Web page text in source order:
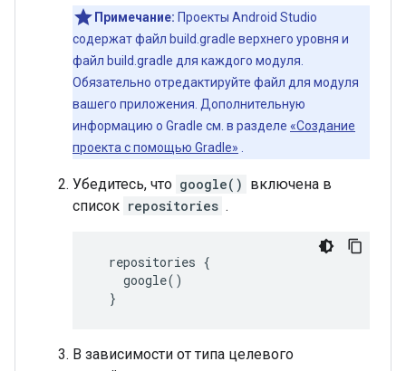
Примечание: Проекты Android Studio
содержат файл build.gradle верхнего уровня и
файл build.gradle для каждого модуля.
Обязательно отредактируйте файл для модуля
вашего приложения. Дополнительную
информацию о Gradle см. в разделе «Создание
проекта с помощью Gradle»
Убедитесь, что google() включена в
список repositories .
  repositories {
    google()
  }
В зависимости от типа целевого